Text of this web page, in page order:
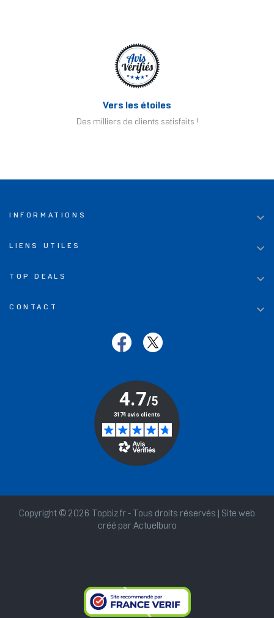
Vers les étoiles
Des milliers de clients satisfaits !
INFORMATIONS 
LIENS UTILES 
TOP DEALS 
CONTACT 
Copyright © 2026 Topbiz.fr - Tous droits réservés | Site web
créé par Actuelburo